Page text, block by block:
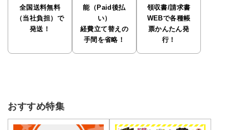
全国送料無料
（当社負担）で
発送！
能（Paid後払
い）
経費立て替えの
手間を省略！
領収書/請求書
WEBで各種帳
票かんたん発
行！
おすすめ特集